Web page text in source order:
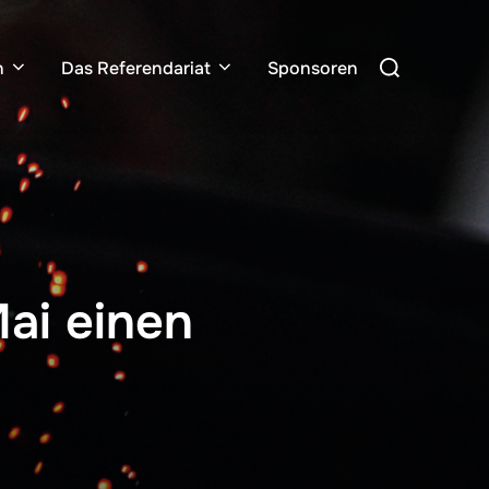
Das Referendariat Sponsoren
Suchen
einen